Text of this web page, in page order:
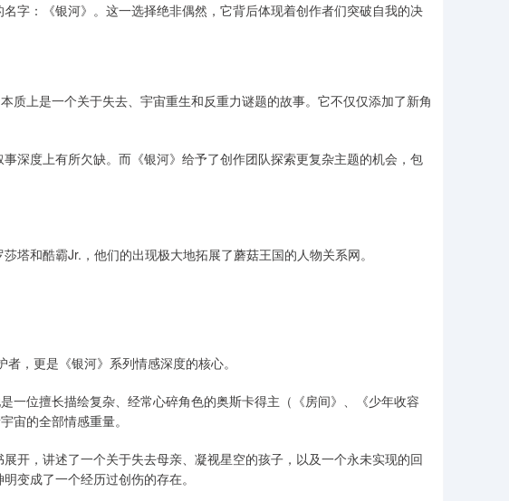
字：《银河》。这一选择绝非偶然，它背后体现着创作者们突破自我的决
质上是一个关于失去、宇宙重生和反重力谜题的故事。它不仅仅添加了新角
深度上有所欠缺。而《银河》给予了创作团队探索更复杂主题的机会，包
和酷霸Jr.，他们的出现极大地拓展了蘑菇王国的人物关系网。
，更是《银河》系列情感深度的核心。
一位擅长描绘复杂、经常心碎角色的奥斯卡得主（《房间》、《少年收容
宙的全部情感重量。
开，讲述了一个关于失去母亲、凝视星空的孩子，以及一个永未实现的回
变成了一个经历过创伤的存在。